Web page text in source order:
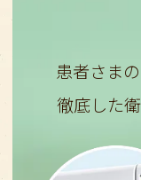
患者さま
徹底した